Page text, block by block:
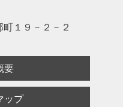
１９－２－２
要
ップ